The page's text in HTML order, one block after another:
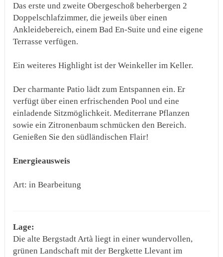
Das erste und zweite Obergeschoß beherbergen 2
Doppelschlafzimmer, die jeweils über einen
Ankleidebereich, einem Bad En-Suite und eine eigene
Terrasse verfügen.
Ein weiteres Highlight ist der Weinkeller im Keller.
Der charmante Patio lädt zum Entspannen ein. Er
verfügt über einen erfrischenden Pool und eine
einladende Sitzmöglichkeit. Mediterrane Pflanzen
sowie ein Zitronenbaum schmücken den Bereich.
Genießen Sie den südländischen Flair!
Energieausweis
Art: in Bearbeitung
Lage:
Die alte Bergstadt Artà liegt in einer wundervollen,
grünen Landschaft mit der Bergkette Llevant im